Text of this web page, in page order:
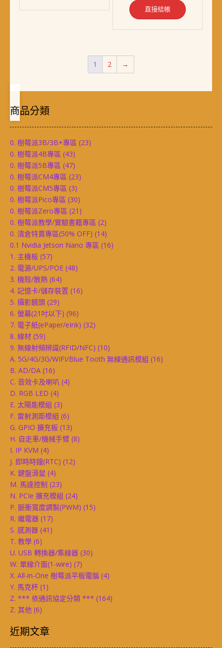
直接結帳
1 2 →
商品分類
0. 樹莓派3B/3B+專區 (23)
0. 樹莓派4B專區 (43)
0. 樹莓派5B專區 (47)
0. 樹莓派CM4專區 (23)
0. 樹莓派CM5專區 (3)
0. 樹莓派Pico專區 (30)
0. 樹莓派Zero專區 (21)
0. 樹莓派教學/實驗書籍專區 (2)
0. 清倉特賣專區(50% OFF) (14)
0.1 Nvidia Jetson Nano 專區 (16)
1. 主機板 (57)
2. 電源/UPS/POE (48)
3. 機殼/散熱 (64)
4. 記憶卡/儲存裝置 (16)
5. 攝影鏡頭 (29)
6. 螢幕(21吋以下) (96)
7. 電子紙(ePaper/eInk) (32)
8. 線材 (59)
9. 無線射頻辨識(RFID/NFC) (10)
A. 5G/4G/3G/WIFI/Blue Tooth 無線通訊模組 (16)
B. AD/DA (16)
C. 音效卡及喇叭 (4)
D. RGB LED (4)
E. 太陽能模組 (3)
F. 雷射測距模組 (6)
G. GPIO 擴充板 (13)
H. 自走車/機械手臂 (8)
I. IP KVM (4)
J. 即時時鐘(RTC) (12)
K. 鍵盤滑鼠 (4)
M. 馬達控制 (23)
N. PCIe 擴充模組 (24)
P. 脈衝寬度調製(PWM) (15)
R. 繼電器 (17)
S. 感測器 (41)
T. 教學 (6)
U. USB 轉換器/集線器 (30)
W. 單線介面(1-wire) (7)
X. All-in-One 樹莓派平板電腦 (4)
Y. 馬克杯 (1)
Z. *** 依通訊協定分類 *** (164)
Z. 其他 (6)
近期文章